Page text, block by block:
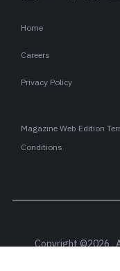
Home
Careers
Privacy Policy
Magazine Web Edition
Conditions
Copyright ©2026 .